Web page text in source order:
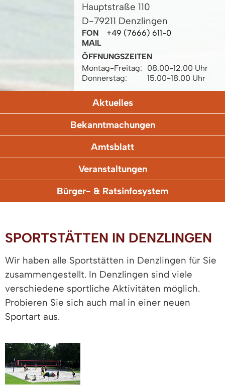
Hauptstraße 110
D-79211 Denzlingen
FON
+49 (7666) 611-0
MAIL
ÖFFNUNGSZEITEN
Montag-Freitag:
08.00-12.00 Uhr
Donnerstag:
15.00-18.00 Uhr
Aktuelles
Bekanntmachungen
Amtsblatt
Veranstaltungen
Bürger- & Ratsinfosystem
SPORTSTÄTTEN IN DENZLINGEN
Wir haben alle Sportstätten in Denzlingen für Sie
zusammengestellt. In Denzlingen sind viele
verschiedene sportliche Aktivitäten möglich.
Probieren Sie sich auch mal in einer neuen
Sportart aus.